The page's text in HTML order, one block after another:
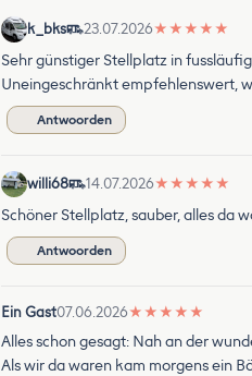
k_bks 23.07.2026★ ★ ★ ★ ★
Sehr günstiger Stellplatz in
Uneingeschränkt empfehlenswert,
Antwoorden
willi68 14.07.2026★ ★ ★ ★ ★
Schöner Stellplatz, sauber, alles da
Antwoorden
Ein Gast07.06.2026★ ★ ★ ★ ★
Alles schon gesagt: Nah an der
Als wir da waren kam morgens ein